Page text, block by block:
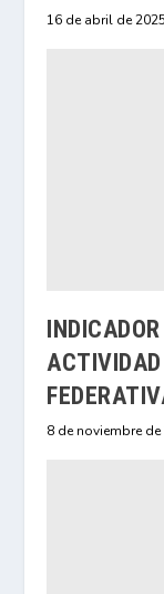
16 de abril de 2025
8 de noviembre